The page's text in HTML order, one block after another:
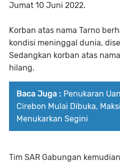
Jumat 10 Juni 2022.
Korban atas nama Tarno
kondisi meninggal dunia,
Sedangkan korban atas
hilang.
Baca Juga : Penukaran
Cirebon Mulai Dibuka,
Menukarkan Segini
Tim SAR Gabungan